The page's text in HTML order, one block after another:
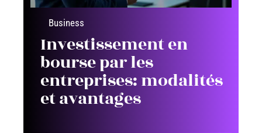
Business
Investissement en
bourse par les
entreprises: modalités
et avantages